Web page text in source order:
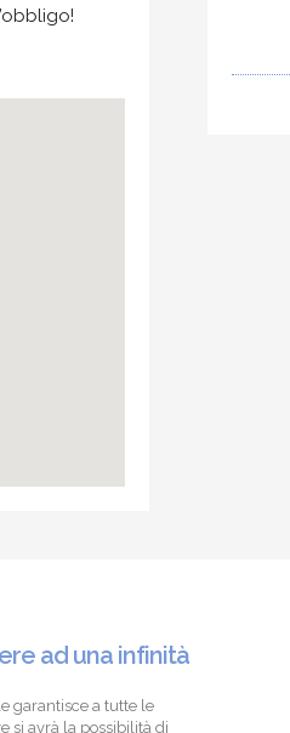
ad una infinità
garantisce a tutte le
si avrà la possibilità di